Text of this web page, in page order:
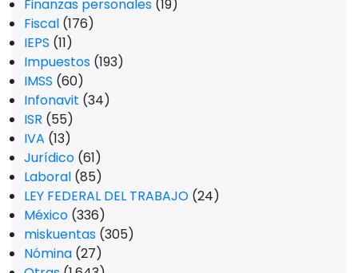
Finanzas personales (19)
Fiscal (176)
IEPS (11)
Impuestos (193)
IMSS (60)
Infonavit (34)
ISR (55)
IVA (13)
Jurídico (61)
Laboral (85)
LEY FEDERAL DEL TRABAJO (24)
México (336)
miskuentas (305)
Nómina (27)